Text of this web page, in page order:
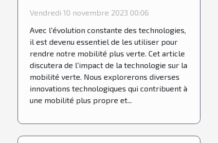
Vendredi 10 novembre 2023 00:06
Avec l'évolution constante des technologies,
il est devenu essentiel de les utiliser pour
rendre notre mobilité plus verte. Cet article
discutera de l'impact de la technologie sur la
mobilité verte. Nous explorerons diverses
innovations technologiques qui contribuent à
une mobilité plus propre et...